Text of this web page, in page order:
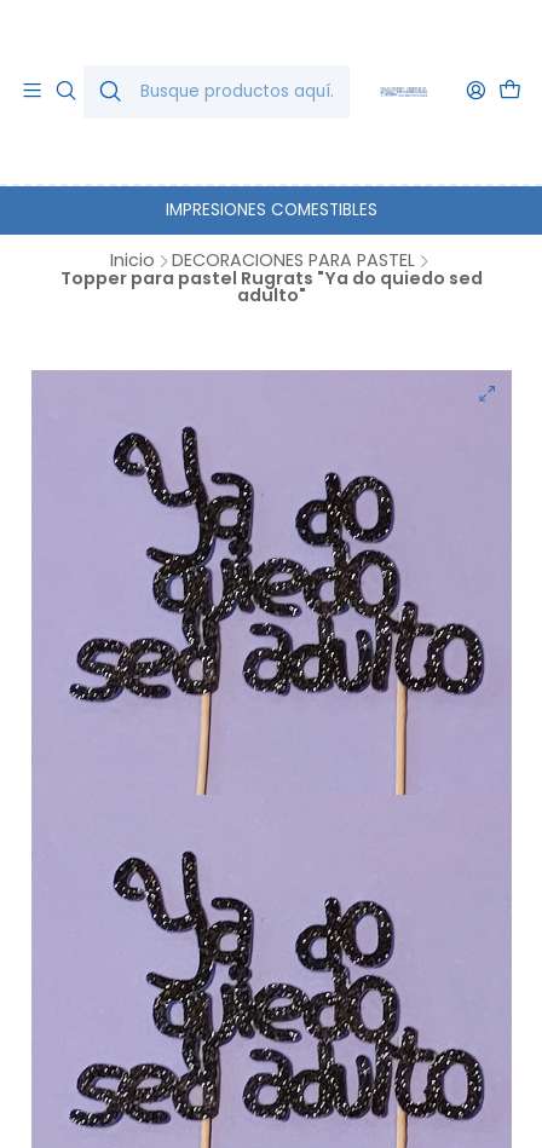
IMPRESIONES COMESTIBLES
Inicio DECORACIONES PARA PASTEL
Topper para pastel Rugrats "Ya do quiedo sed
adulto"